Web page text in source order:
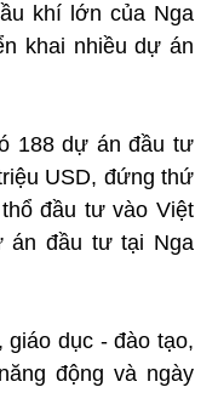
khí lớn của Nga
khai nhiều dự án
188 dự án đầu tư
USD, đứng thứ
đầu tư vào Việt
án đầu tư tại Nga
giáo dục - đào tạo,
động và ngày